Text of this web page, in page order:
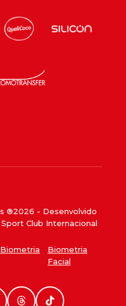
®2026 - Desenvolvido
Club Internacional
Biometria
Facial